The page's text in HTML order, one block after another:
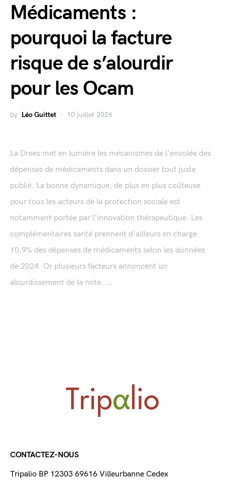
Médicaments :
pourquoi la facture
risque de s’alourdir
pour les Ocam
by Léo Guittet 10 juillet 2026
La Drees met en lumière les mécanismes de l'envolée des
dépenses de médicaments dans un dossier tout juste
publié. La bonne dynamique, de plus en plus coûteuse
pour tous les acteurs de la protection sociale est
notamment portée par l'innovation thérapeutique. Les
complémentaires santé prennent d'ailleurs en charge
10,9% des dépenses de médicaments selon les données
de 2024. Or plusieurs facteurs annoncent un
alourdissement de la note. ...
CONTACTEZ-NOUS
Tripalio BP 12303 69616 Villeurbanne Cedex